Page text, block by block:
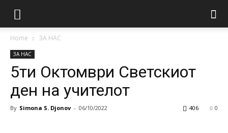
Home ЗА НАС
ЗА НАС
5ти Октомври Светскиот
ден на учителот
By Simona S. Djonov - 06/10/2022 0
406